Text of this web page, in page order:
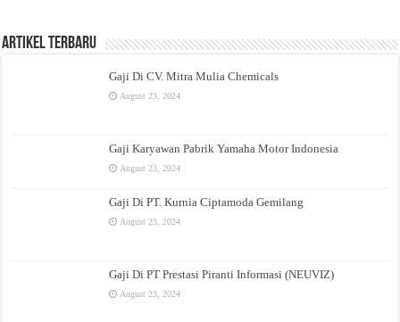
Artikel Terbaru
Gaji Di CV. Mitra Mulia Chemicals
August 23, 2024
Gaji Karyawan Pabrik Yamaha Motor Indonesia
August 23, 2024
Gaji Di PT. Kurnia Ciptamoda Gemilang
August 23, 2024
Gaji Di PT Prestasi Piranti Informasi (NEUVIZ)
August 23, 2024